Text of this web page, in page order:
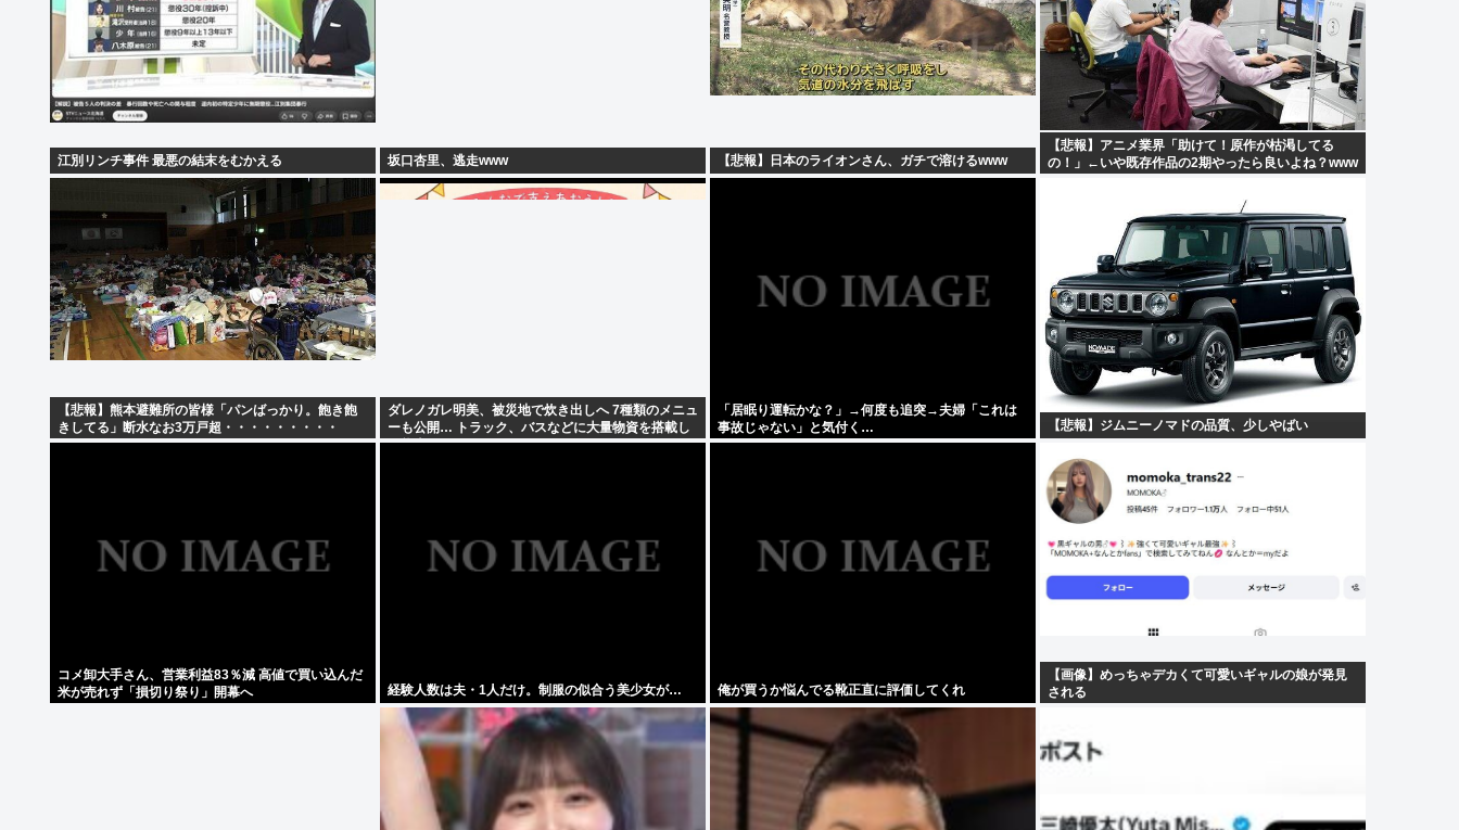
江別リンチ事件 最悪の結末をむかえる 坂口杏里、逃走www 【悲報】日本のライオンさん、ガチで溶けるwww
【悲報】アニメ業界「助けて！原作が枯渇してる
の！」←いや既存作品の2期やったら良いよね？www
【悲報】熊本避難所の皆様「パンばっかり。飽き飽
きしてる」断水なお3万戸超・・・・・・・・・
ダレノガレ明美、被災地で炊き出しへ 7種類のメニュ
ーも公開… トラック、バスなどに大量物資を搭載し
て熊本へ
「居眠り運転かな？」→何度も追突→夫婦「これは
事故じゃない」と気付く…
【悲報】ジムニーノマドの品質、少しやばい
コメ卸大手さん、営業利益83％減 高値で買い込んだ
米が売れず「損切り祭り」開幕へ
経験人数は夫・1人だけ。制服の似合う美少女が… 俺が買うか悩んでる靴正直に評価してくれ
【画像】めっちゃデカくて可愛いギャルの娘が発見
される